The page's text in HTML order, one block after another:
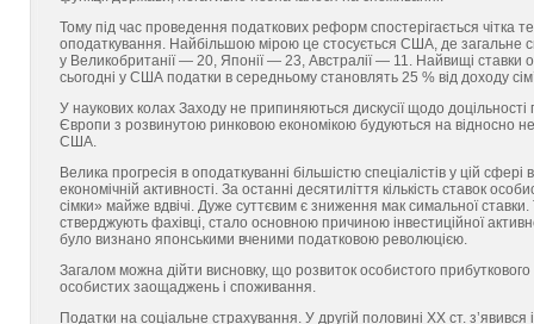
Тому під час проведення податкових реформ спостерігається чітка
оподаткування. Найбільшою мірою це стосується США, де загальне
у Великобританії — 20, Японії — 23, Австралії — 11. Найвищі
сьогодні у США податки в середньому становлять 25 % від доходу
У наукових колах Заходу не припиняються дискусії щодо
Європи з розвинутою ринковою економікою будуються на відносно
США.
Велика прогресія в оподаткуванні більшістю спеціалістів у цій
економічній активності. За останні десятиліття кількість ставок
сімки» майже вдвічі. Дуже суттєвим є зниження мак симальної
стверджують фахівці, стало основною причиною інвестиційної
було визнано японськими вченими податковою революцією.
Загалом можна дійти висновку, що розвиток особистого
особистих заощаджень і споживання.
Податки на соціальне страхування. У другій половині XX ст.